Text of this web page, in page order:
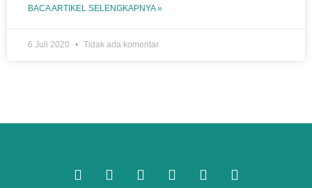
BACA ARTIKEL SELENGKAPNYA »
6 Juli 2020 Tidak ada komentar